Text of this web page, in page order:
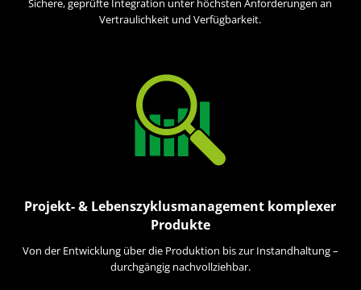
Sichere, geprüfte Integration unter höchsten Anforderungen an
Vertraulichkeit und Verfügbarkeit.
Projekt- & Lebenszyklusmanagement komplexer
Produkte
Von der Entwicklung über die Produktion bis zur Instandhaltung –
durchgängig nachvollziehbar.